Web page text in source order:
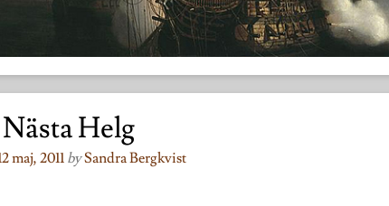
Helg
maj, 2011 bySandra Bergkvist